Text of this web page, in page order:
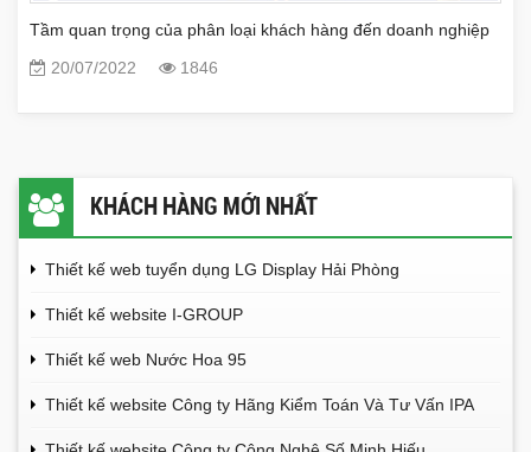
Tầm quan trọng của phân loại khách hàng đến doanh nghiệp
20/07/2022
1846
KHÁCH HÀNG MỚI NHẤT
Thiết kế web tuyển dụng LG Display Hải Phòng
Thiết kế website I-GROUP
Thiết kế web Nước Hoa 95
Thiết kế website Công ty Hãng Kiểm Toán Và Tư Vấn IPA